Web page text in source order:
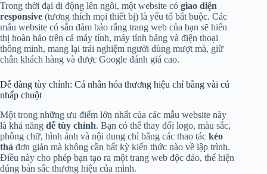
Trong thời đại di động lên ngôi, một website có giao diện
responsive (tương thích mọi thiết bị) là yếu tố bắt buộc. Các
mẫu website có sẵn đảm bảo rằng trang web của bạn sẽ hiển
thị hoàn hảo trên cả máy tính, máy tính bảng và điện thoại
thông minh, mang lại trải nghiệm người dùng mượt mà, giữ
chân khách hàng và được Google đánh giá cao.
Dễ dàng tùy chỉnh: Cá nhân hóa thương hiệu chỉ bằng vài cú
nhấp chuột
Một trong những ưu điểm lớn nhất của các mẫu website này
là khả năng dễ tùy chỉnh. Bạn có thể thay đổi logo, màu sắc,
phông chữ, hình ảnh và nội dung chỉ bằng các thao tác kéo
thả đơn giản mà không cần bất kỳ kiến thức nào về lập trình.
Điều này cho phép bạn tạo ra một trang web độc đáo, thể hiện
đúng bản sắc thương hiệu của mình.